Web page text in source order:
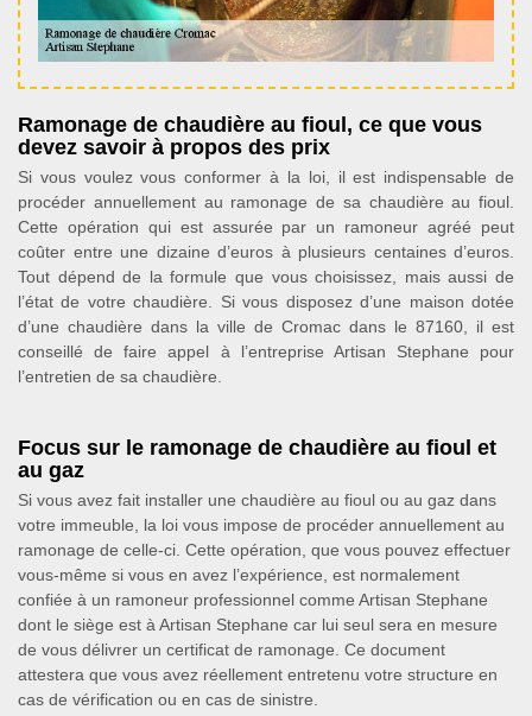
Ramonage de chaudière au fioul, ce que vous
devez savoir à propos des prix
Si vous voulez vous conformer à la loi, il est indispensable de
procéder annuellement au ramonage de sa chaudière au fioul.
Cette opération qui est assurée par un ramoneur agréé peut
coûter entre une dizaine d’euros à plusieurs centaines d’euros.
Tout dépend de la formule que vous choisissez, mais aussi de
l’état de votre chaudière. Si vous disposez d’une maison dotée
d’une chaudière dans la ville de Cromac dans le 87160, il est
conseillé de faire appel à l’entreprise Artisan Stephane pour
l’entretien de sa chaudière.
Focus sur le ramonage de chaudière au fioul et
au gaz
Si vous avez fait installer une chaudière au fioul ou au gaz dans
votre immeuble, la loi vous impose de procéder annuellement au
ramonage de celle-ci. Cette opération, que vous pouvez effectuer
vous-même si vous en avez l’expérience, est normalement
confiée à un ramoneur professionnel comme Artisan Stephane
dont le siège est à Artisan Stephane car lui seul sera en mesure
de vous délivrer un certificat de ramonage. Ce document
attestera que vous avez réellement entretenu votre structure en
cas de vérification ou en cas de sinistre.